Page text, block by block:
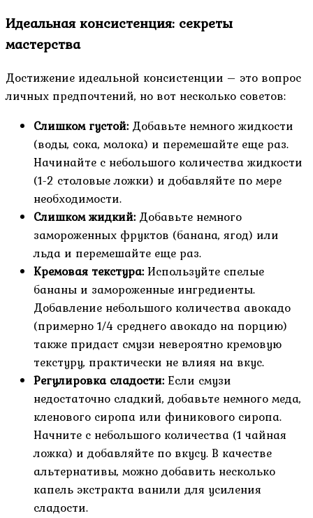
Идеальная консистенция: секреты
мастерства
Достижение идеальной консистенции – это вопрос
личных предпочтений, но вот несколько советов:
Слишком густой: Добавьте немного жидкости
(воды, сока, молока) и перемешайте еще раз.
Начинайте с небольшого количества жидкости
(1-2 столовые ложки) и добавляйте по мере
необходимости.
Слишком жидкий: Добавьте немного
замороженных фруктов (банана, ягод) или
льда и перемешайте еще раз.
Кремовая текстура:Используйте спелые
бананы и замороженные ингредиенты.
Добавление небольшого количества авокадо
(примерно 1/4 среднего авокадо на порцию)
также придаст смузи невероятно кремовую
текстуру, практически не влияя на вкус.
Регулировка сладости:Если смузи
недостаточно сладкий, добавьте немного меда,
кленового сиропа или финикового сиропа.
Начните с небольшого количества (1 чайная
ложка) и добавляйте по вкусу. В качестве
альтернативы, можно добавить несколько
капель экстракта ванили для усиления
сладости.